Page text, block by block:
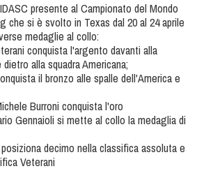
presente al Campionato del Mondo
che si è svolto in Texas dal 20 al 24 aprile
medaglie al collo:
conquista l'argento davanti alla
alla squadra Americana;
il bronzo alle spalle dell'America e
Burroni conquista l'oro
Gennaioli si mette al collo la medaglia di
decimo nella classifica assoluta e
Veterani
Softair
Cinofilia Sportiva
Agility
Dog Balance